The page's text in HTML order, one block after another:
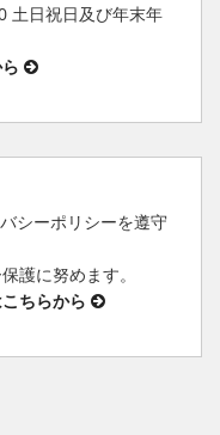
土日祝日及び年末年
シーポリシーを遵守
護に努めます。
ちらから